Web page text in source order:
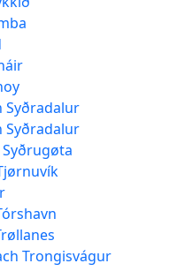
Syðradalur
Syðradalur
Trongisvágur